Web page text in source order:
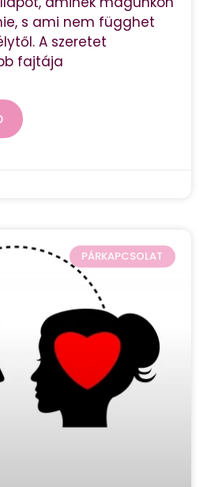
s ami nem függhet
A szeretet
fajtája
PÁRKAPCSOLAT